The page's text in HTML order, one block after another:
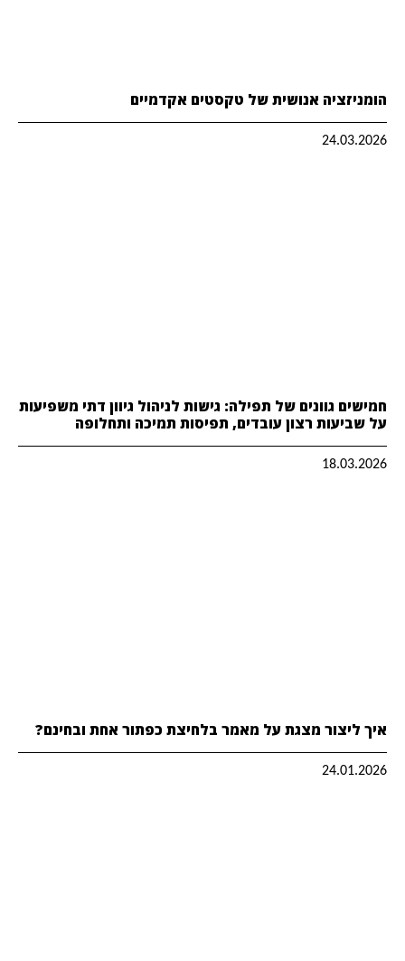
הומניזציה אנושית של טקסטים אקדמיים
24.03.2026
חמישים גוונים של תפילה: גישות לניהול גיוון דתי משפיעות
על שביעות רצון עובדים, תפיסות תמיכה ותחלופה
18.03.2026
איך ליצור מצגת על מאמר בלחיצת כפתור אחת ובחינם?
24.01.2026